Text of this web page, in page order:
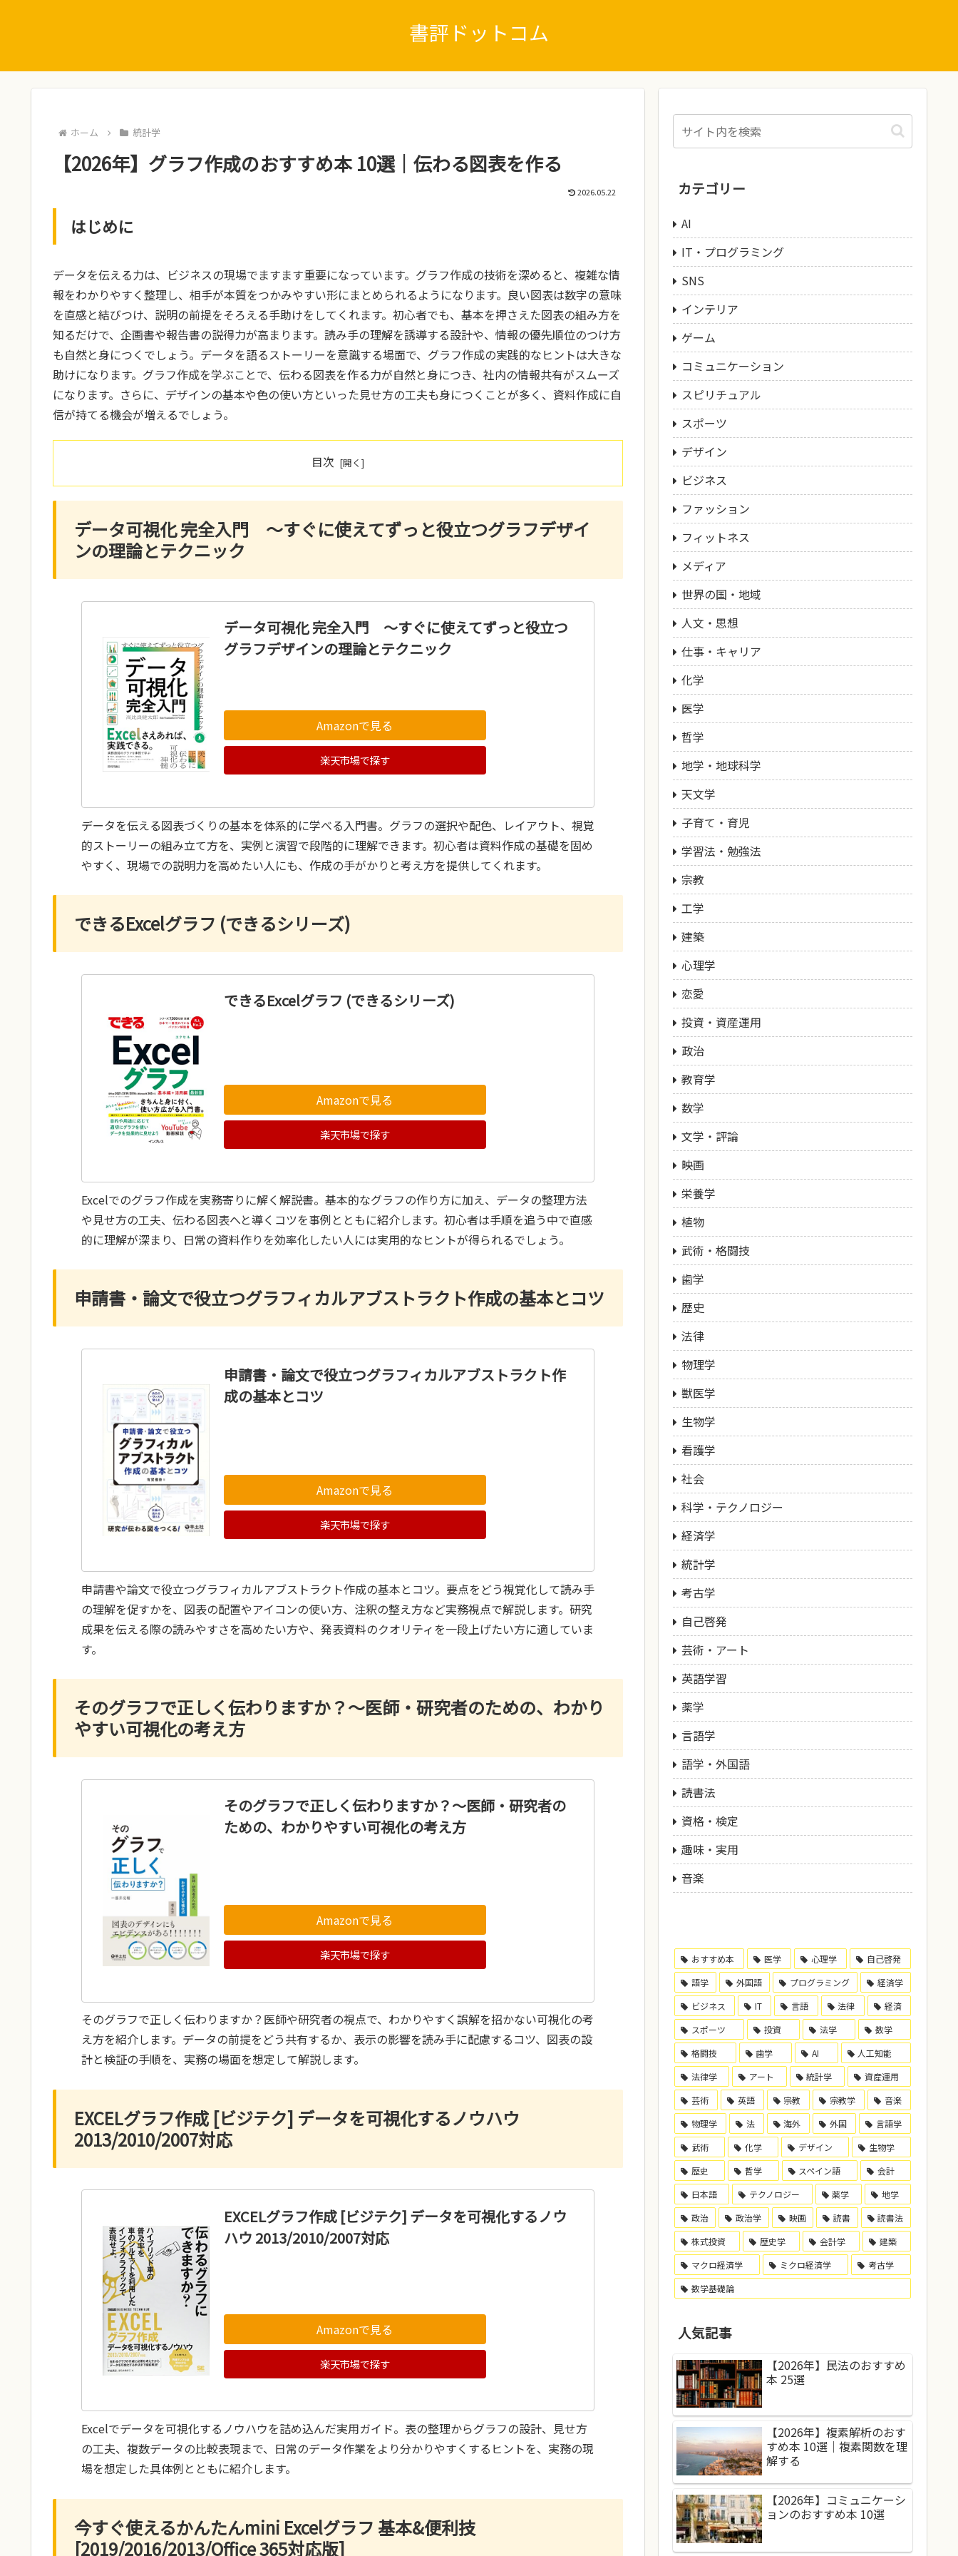
書評ドットコム
ホーム 統計学
【2026年】グラフ作成のおすすめ本 10選｜伝わる図表を作る
2026.05.22
はじめに
データを伝える力は、ビジネスの現場でますます重要になっています。グラフ作成の技術を深めると、複雑な情
報をわかりやすく整理し、相手が本質をつかみやすい形にまとめられるようになります。良い図表は数字の意味
を直感と結びつけ、説明の前提をそろえる手助けをしてくれます。初心者でも、基本を押さえた図表の組み方を
知るだけで、企画書や報告書の説得力が高まります。読み手の理解を誘導する設計や、情報の優先順位のつけ方
も自然と身につくでしょう。データを語るストーリーを意識する場面で、グラフ作成の実践的なヒントは大きな
助けになります。グラフ作成を学ぶことで、伝わる図表を作る力が自然と身につき、社内の情報共有がスムーズ
になります。さらに、デザインの基本や色の使い方といった見せ方の工夫も身につくことが多く、資料作成に自
信が持てる機会が増えるでしょう。
目次
データ可視化 完全入門 ～すぐに使えてずっと役立つグラフデザイ
ンの理論とテクニック
データ可視化 完全入門 ～すぐに使えてずっと役立つ
グラフデザインの理論とテクニック
Amazonで見る
楽天市場で探す
データを伝える図表づくりの基本を体系的に学べる入門書。グラフの選択や配色、レイアウト、視覚
的ストーリーの組み立て方を、実例と演習で段階的に理解できます。初心者は資料作成の基礎を固め
やすく、現場での説明力を高めたい人にも、作成の手がかりと考え方を提供してくれます。
できるExcelグラフ (できるシリーズ)
できるExcelグラフ (できるシリーズ)
Amazonで見る
楽天市場で探す
Excelでのグラフ作成を実務寄りに解く解説書。基本的なグラフの作り方に加え、データの整理方法
や見せ方の工夫、伝わる図表へと導くコツを事例とともに紹介します。初心者は手順を追う中で直感
的に理解が深まり、日常の資料作りを効率化したい人には実用的なヒントが得られるでしょう。
申請書・論文で役立つグラフィカルアブストラクト作成の基本とコツ
申請書・論文で役立つグラフィカルアブストラクト作
成の基本とコツ
Amazonで見る
楽天市場で探す
申請書や論文で役立つグラフィカルアブストラクト作成の基本とコツ。要点をどう視覚化して読み手
の理解を促すかを、図表の配置やアイコンの使い方、注釈の整え方など実務視点で解説します。研究
成果を伝える際の読みやすさを高めたい方や、発表資料のクオリティを一段上げたい方に適していま
す。
そのグラフで正しく伝わりますか？〜医師・研究者のための、わかり
やすい可視化の考え方
そのグラフで正しく伝わりますか？〜医師・研究者の
ための、わかりやすい可視化の考え方
Amazonで見る
楽天市場で探す
そのグラフで正しく伝わりますか？医師や研究者の視点で、わかりやすく誤解を招かない可視化の考
え方を紹介します。データの前提をどう共有するか、表示の影響を読み手に配慮するコツ、図表の設
計と検証の手順を、実務の場面を想定して解説します。
EXCELグラフ作成 [ビジテク] データを可視化するノウハウ
2013/2010/2007対応
EXCELグラフ作成 [ビジテク] データを可視化するノウ
ハウ 2013/2010/2007対応
Amazonで見る
楽天市場で探す
Excelでデータを可視化するノウハウを詰め込んだ実用ガイド。表の整理からグラフの設計、見せ方
の工夫、複数データの比較表現まで、日常のデータ作業をより分かりやすくするヒントを、実務の現
場を想定した具体例とともに紹介します。
今すぐ使えるかんたんmini Excelグラフ 基本&便利技
[2019/2016/2013/Office 365対応版]
カテゴリー
AI
IT・プログラミング
SNS
インテリア
ゲーム
コミュニケーション
スピリチュアル
スポーツ
デザイン
ビジネス
ファッション
フィットネス
メディア
世界の国・地域
人文・思想
仕事・キャリア
化学
医学
哲学
地学・地球科学
天文学
子育て・育児
学習法・勉強法
宗教
工学
建築
心理学
恋愛
投資・資産運用
政治
教育学
数学
文学・評論
映画
栄養学
植物
武術・格闘技
歯学
歴史
法律
物理学
獣医学
生物学
看護学
社会
科学・テクノロジー
経済学
統計学
考古学
自己啓発
芸術・アート
英語学習
薬学
言語学
語学・外国語
読書法
資格・検定
趣味・実用
音楽
おすすめ本 医学 心理学
自己啓発
語学
外国語 プログラミング
経済学
ビジネス
IT 言語 法律
経済
スポーツ
投資 法学
数学
格闘技
歯学 AI
人工知能
法律学
アート 統計学
資産運用
芸術
英語 宗教 宗教学
音楽
物理学
法 海外 外国
言語学
武術
化学 デザイン
生物学
歴史
哲学 スペイン語
会計
日本語
テクノロジー 薬学
地学
政治
政治学 映画 読書
読書法
株式投資
歴史学 会計学
建築
マクロ経済学
ミクロ経済学
考古学
数学基礎論
人気記事
【2026年】民法のおすすめ
本 25選
【2026年】複素解析のおす
すめ本 10選｜複素関数を理
解する
【2026年】コミュニケーシ
ョンのおすすめ本 10選